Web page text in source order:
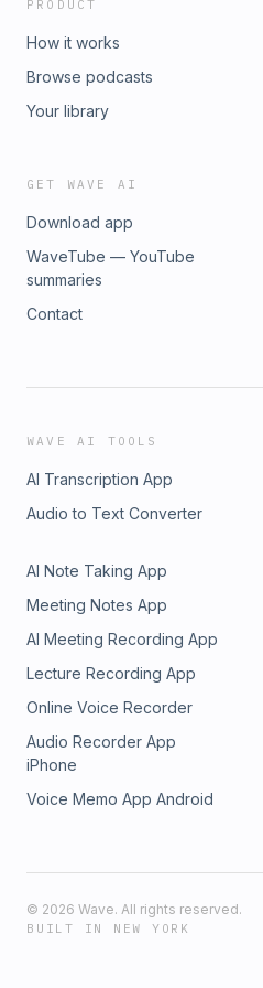
PRODUCT
How it works
Browse podcasts
Your library
GET WAVE AI
Download app
WaveTube — YouTube
summaries
Contact
WAVE AI TOOLS
AI Transcription App
Audio to Text Converter
AI Note Taking App
Meeting Notes App
AI Meeting Recording App
Lecture Recording App
Online Voice Recorder
Audio Recorder App
iPhone
Voice Memo App Android
© 2026 Wave. All rights reserved.
BUILT IN NEW YORK